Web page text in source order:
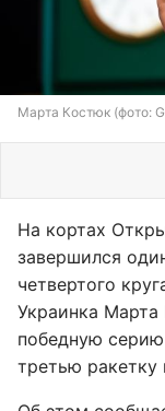
Марта Костюк (фото:
На кортах
завершился
четвертого
Украинка
победную серию
третью